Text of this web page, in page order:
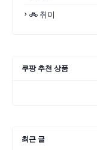
🚲 취미
쿠팡 추천 상품
최근 글